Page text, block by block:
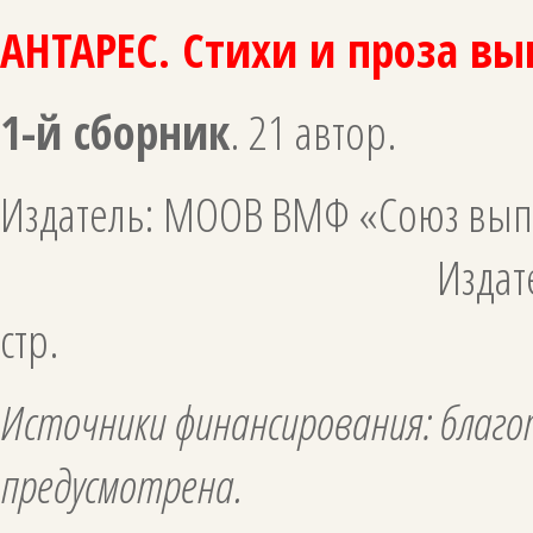
АНТАРЕС. Стихи и проза
1-й сборник. 21 автор.
Издатель: МООВ ВМФ
Издательство
стр.
Источники финансирования:
предусмотрена.